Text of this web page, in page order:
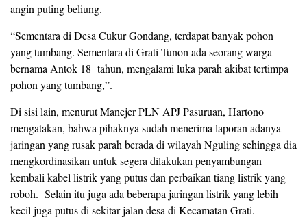
angin puting beliung.
“Sementara di Desa Cukur Gondang, terdapat banyak pohon
yang tumbang. Sementara di Grati Tunon ada seorang warga
bernama Antok 18 tahun, mengalami luka parah akibat tertimpa
pohon yang tumbang,”.
Di sisi lain, menurut Manejer PLN APJ Pasuruan, Hartono
mengatakan, bahwa pihaknya sudah menerima laporan adanya
jaringan yang rusak parah berada di wilayah Nguling sehingga dia
mengkordinasikan untuk segera dilakukan penyambungan
kembali kabel listrik yang putus dan perbaikan tiang listrik yang
roboh. Selain itu juga ada beberapa jaringan listrik yang lebih
kecil juga putus di sekitar jalan desa di Kecamatan Grati.